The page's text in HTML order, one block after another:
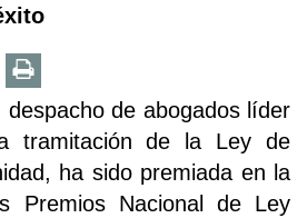
despacho de abogados líder
tramitación de la Ley de
ha sido premiada en la
Premios Nacional de Ley